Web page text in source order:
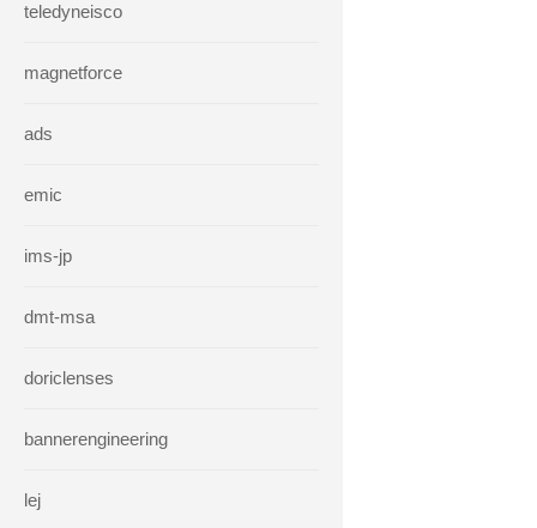
teledyneisco
magnetforce
ads
emic
ims-jp
dmt-msa
doriclenses
bannerengineering
lej